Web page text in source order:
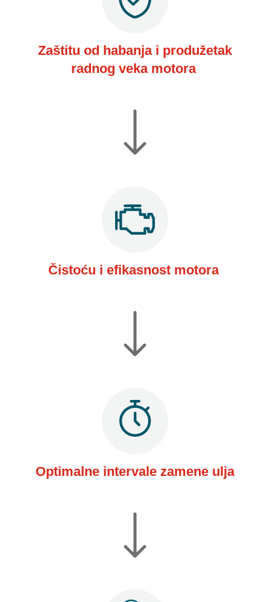
Zaštitu od habanja i produžetak
radnog veka motora
Čistoću i efikasnost motora
Optimalne intervale zamene ulja